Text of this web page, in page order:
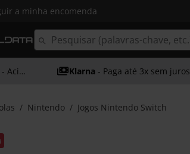
a minha encomenda
- Acima dos 50€ Klarna - Paga até 3x sem juros
Nintendo Jogos Nintendo Switch